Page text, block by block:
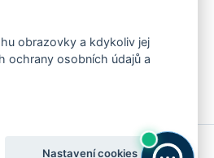
obrazovky a kdykoliv jej
ochrany osobních údajů a
Nastavení cookies